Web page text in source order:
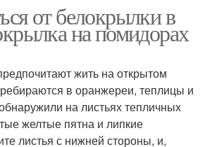
от белокрылки в
на помидорах
жить на открытом
в оранжереи, теплицы и
на листьях тепличных
желтые пятна и липкие
листья с нижней стороны, и,